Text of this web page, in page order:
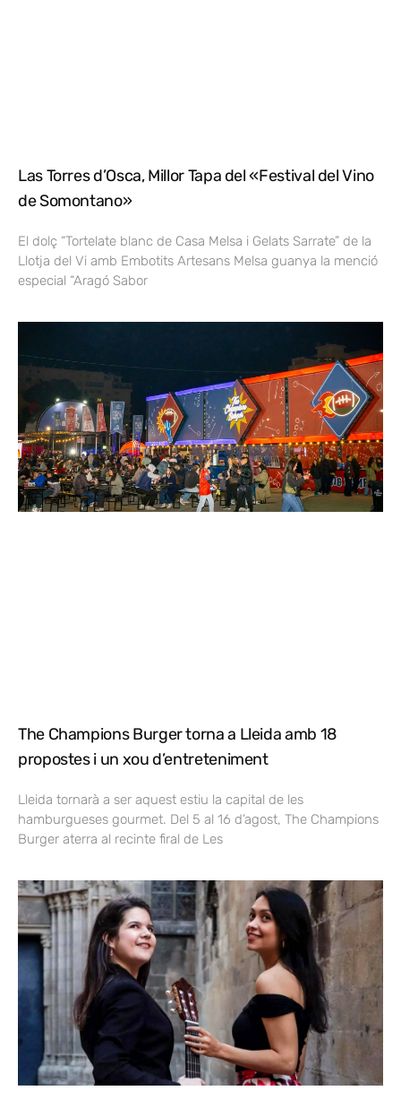
Las Torres d’Osca, Millor Tapa del «Festival del Vino
de Somontano»
El dolç “Tortelate blanc de Casa Melsa i Gelats Sarrate” de la
Llotja del Vi amb Embotits Artesans Melsa guanya la menció
especial “Aragó Sabor
The Champions Burger torna a Lleida amb 18
propostes i un xou d’entreteniment
Lleida tornarà a ser aquest estiu la capital de les
hamburgueses gourmet. Del 5 al 16 d’agost, The Champions
Burger aterra al recinte firal de Les